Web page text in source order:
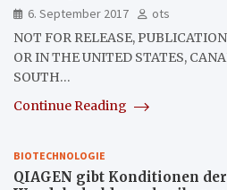
6. September 2017
ots
NOT FOR RELEASE,
OR IN THE UNITED STATES,
SOUTH…
Continue Reading
BIOTECHNOLOGIE
QIAGEN gibt Konditionen